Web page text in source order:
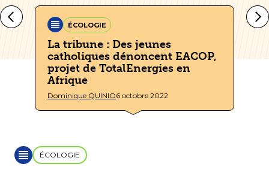
ÉCOLOGIE
La tribune : Des jeunes
catholiques dénoncent EACOP,
projet de TotalEnergies en
Afrique
Dominique QUINIO6 octobre 2022
ÉCOLOGIE